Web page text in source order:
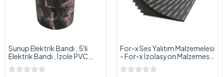
Sunup Elektrik Bandı , 5'li
Elektrik Bandı , İzole PVC
Elektrikçi Bant 10 Metre 5'li
Paket 0.13x18mm
For-x Ses Yalıtım Malzemelesi
- For-x İzolasyon Malzemesi
- Ses Sistemi Yalıtım
Malzemesi